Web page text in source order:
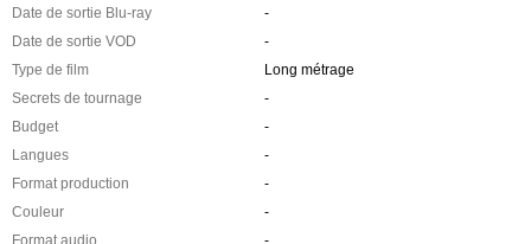
Date de sortie Blu-ray
-
Date de sortie VOD
-
Type de film
Long métrage
Secrets de tournage
-
Budget
-
Langues
-
Format production
-
Couleur
-
Format audio
-